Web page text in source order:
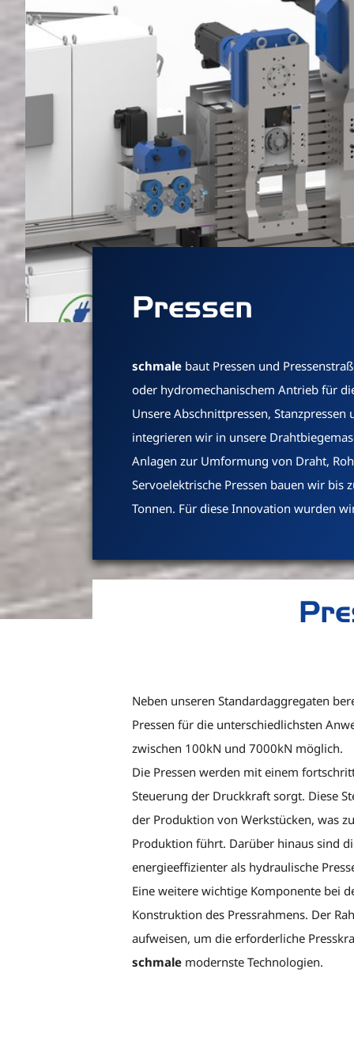
Pressen
schmale baut Pressen und
oder hydromechanischem Antrieb für
Unsere Abschnittpressen, Stanzpressen
integrieren wir in unsere
Anlagen zur Umformung von Draht,
Servoelektrische Pressen bauen wir bis
Tonnen. Für diese Innovation wurden
Neben unseren Standardaggregaten
Pressen für die unterschiedlichsten
zwischen 100kN und 7000kN möglich.
Die Pressen werden mit einem
Steuerung der Druckkraft sorgt. Diese
der Produktion von Werkstücken, was
Produktion führt. Darüber hinaus sind
energieeffizienter als hydraulische
Eine weitere wichtige Komponente bei
Konstruktion des Pressrahmens. Der
aufweisen, um die erforderliche
schmale modernste Technologien.